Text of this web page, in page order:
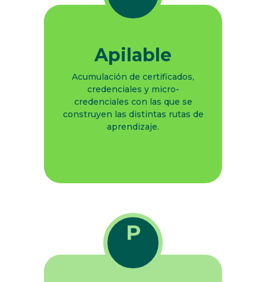
Apilable
Acumulación de certificados,
credenciales y micro-
credenciales con las que se
construyen las distintas rutas de
aprendizaje.
P